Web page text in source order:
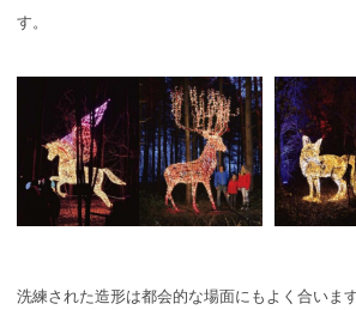
す。
洗練された造形は都会的な場面にもよく合います